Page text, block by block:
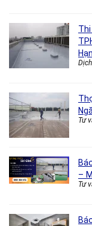
Hạn
Tư
–
Tư